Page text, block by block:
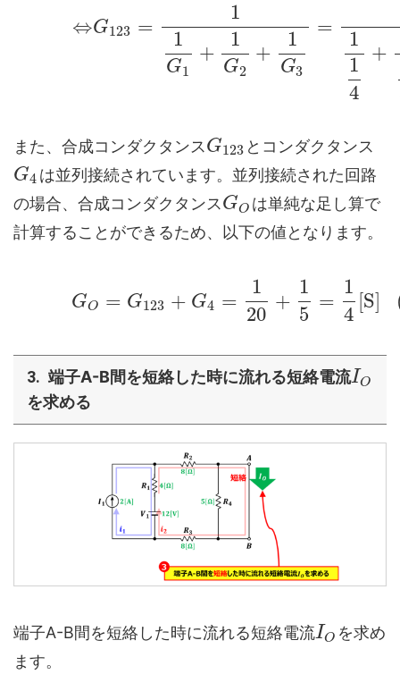
⇔G123 =
1
1
G1
+
1
G2
+
1
G3
=
1
1
4
+
また、合成コンダクタンスG123 とコンダクタンス
G4 は並列接続されています。並列接続された回路
の場合、合成コンダクタンスGO は単純な足し算で
計算することができるため、以下の値となります。
GO = G123 + G4 =
1
20
+
1
5
=
1
4
[S]
端子A-B間を短絡した時に流れる短絡電流IO
を求める
端子A-B間を短絡した時に流れる短絡電流IO を求め
ます。